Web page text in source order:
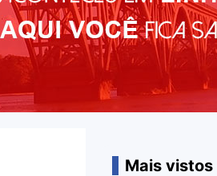
Mais vistos